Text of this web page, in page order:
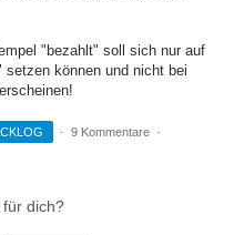
"bezahlt" soll sich nur auf
setzen können und nicht bei
· 9 Kommentare
·
für dich?